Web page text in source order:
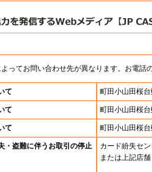
ってお問い合わせ先が異なります。お電話
て 町田小山田桜
て 町田小山田桜
て 町田小山田桜
・盗難に伴うお取引の停止
カード紛失セ
または上記店舗